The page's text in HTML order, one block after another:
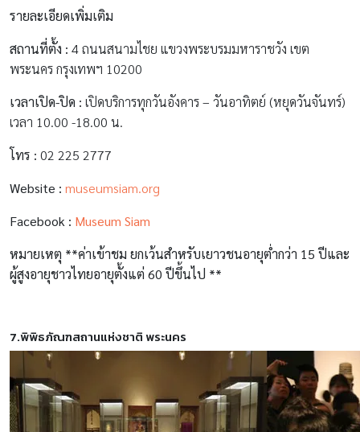
รายละเอียดเพิ่มเติม
สถานที่ตั้ง : 4 ถนนสนามไชย แขวงพระบรมมหาราชวัง เขต
พระนคร กรุงเทพฯ 10200
เวลาเปิด-ปิด : เปิดบริการทุกวันอังคาร – วันอาทิตย์ (หยุดวันจันทร์)
เวลา 10.00 -18.00 น.
โทร : 02 225 2777
Website : museumsiam.org
Facebook : Museum Siam
หมายเหตุ **ค่าเข้าชม ยกเว้นสำหรับเยาวชนอายุต่ำกว่า 15 ปีและ
ผู้สูงอายุชาวไทยอายุตั้งแต่ 60 ปีขึ้นไป **
7.พิพิธภัณฑสถานแห่งชาติ พระนคร